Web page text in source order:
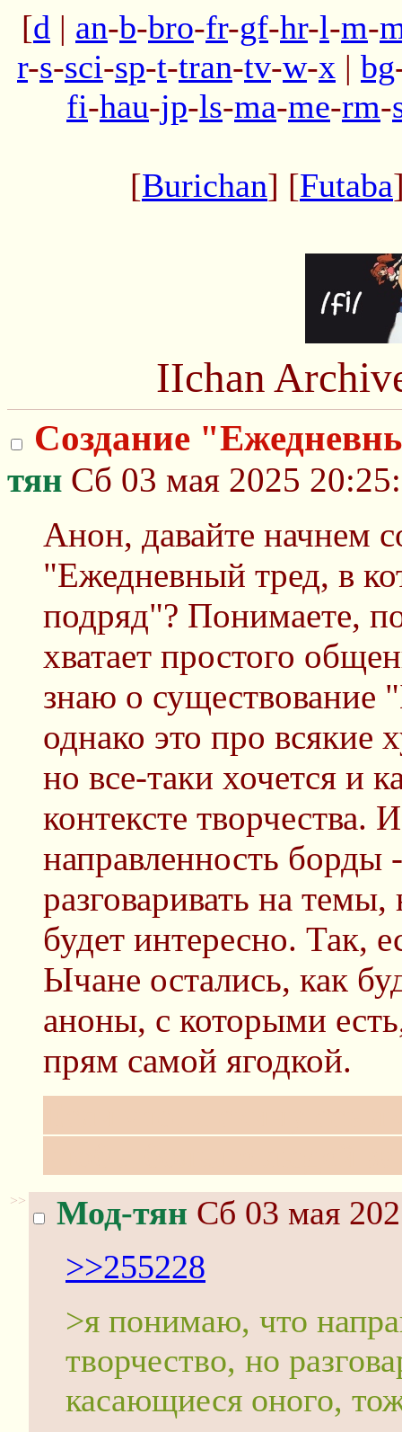
[d | an-b-bro-fr-gf-hr-l-m-
r-s-sci-sp-t-tran-tv-w-x | bg
fi-hau-jp-ls-ma-me-rm-
[Burichan] [Futaba
IIchan
Создание
тян Сб 03 мая 2025
Анон, давайте начнем
"Ежедневный тред, в
подряд"? Понимаете,
хватает простого
знаю о существование
однако это про всякие
но все-таки хочется и
контексте
направленность борды
разговаривать на
будет интересно. Так,
Ычане остались, как
аноны, с которыми
прям самой ягодкой.
>> Мод-тян Сб 03 мая
>>255228
>я понимаю, что
творчество, но
касающиеся оного,